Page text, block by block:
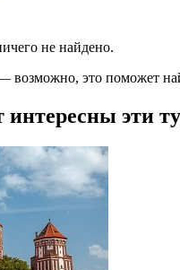
не найдено.
возможно, это поможет
интересны эти